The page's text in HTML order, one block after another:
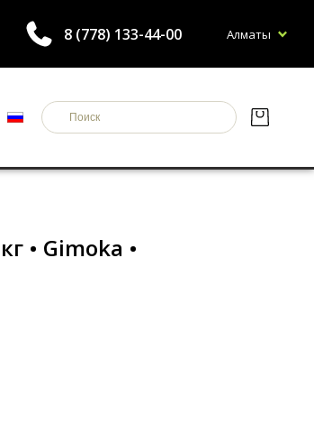
8 (778) 133-44-00 Алматы
• Gimoka •